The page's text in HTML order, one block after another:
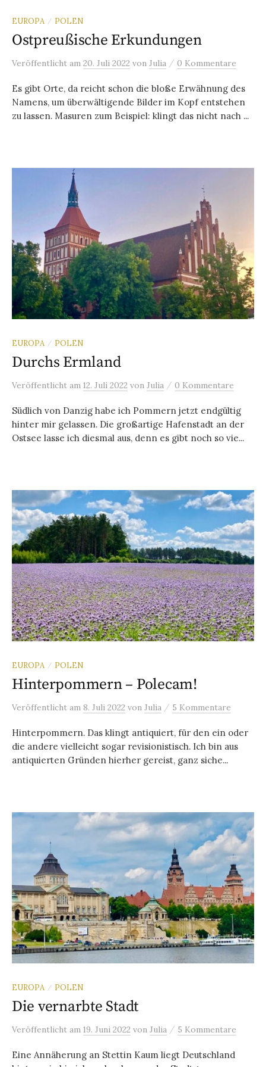
EUROPA / POLEN
Ostpreußische Erkundungen
Veröffentlicht am 20. Juli 2022 von Julia / 0 Kommentare
Es gibt Orte, da reicht schon die bloße Erwähnung des
Namens, um überwältigende Bilder im Kopf entstehen
zu lassen. Masuren zum Beispiel: klingt das nicht nach ...
EUROPA / POLEN
Durchs Ermland
Veröffentlicht am 12. Juli 2022 von Julia / 0 Kommentare
Südlich von Danzig habe ich Pommern jetzt endgültig
hinter mir gelassen. Die großartige Hafenstadt an der
Ostsee lasse ich diesmal aus, denn es gibt noch so vie...
EUROPA / POLEN
Hinterpommern – Polecam!
Veröffentlicht am 8. Juli 2022 von Julia / 5 Kommentare
Hinterpommern. Das klingt antiquiert, für den ein oder
die andere vielleicht sogar revisionistisch. Ich bin aus
antiquierten Gründen hierher gereist, ganz siche...
EUROPA / POLEN
Die vernarbte Stadt
Veröffentlicht am 19. Juni 2022 von Julia / 5 Kommentare
Eine Annäherung an Stettin Kaum liegt Deutschland